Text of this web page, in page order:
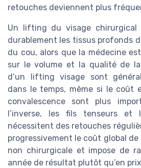
retouches deviennent plus
Un lifting du visage chirurgical
durablement les tissus profonds
du cou, alors que la médecine
sur le volume et la qualité de
d’un lifting visage sont
dans le temps, même si le coût
convalescence sont plus
l’inverse, les fils tenseurs et
nécessitent des retouches
progressivement le coût global
non chirurgicale et impose de
année de résultat plutôt qu’en